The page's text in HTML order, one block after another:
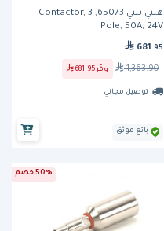
هيني بيني 65073, Contactor, 3
Pole, 50A, 24V
681 .95
1,363.90 وفّر 681.95
توصيل مجاني
بائع موثق
50% خصم